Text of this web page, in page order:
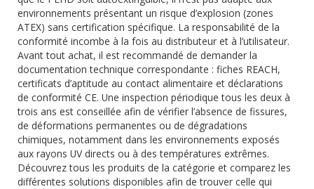
environnements présentant un risque d’explosion (zones
ATEX) sans certification spécifique. La responsabilité de la
conformité incombe à la fois au distributeur et à l’utilisateur.
Avant tout achat, il est recommandé de demander la
documentation technique correspondante : fiches REACH,
certificats d’aptitude au contact alimentaire et déclarations
de conformité CE. Une inspection périodique tous les deux à
trois ans est conseillée afin de vérifier l’absence de fissures,
de déformations permanentes ou de dégradations
chimiques, notamment dans les environnements exposés
aux rayons UV directs ou à des températures extrêmes.
Découvrez tous les produits de la catégorie et comparez les
différentes solutions disponibles afin de trouver celle qui